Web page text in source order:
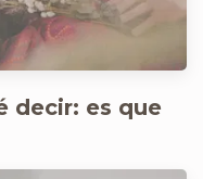
decir: es que